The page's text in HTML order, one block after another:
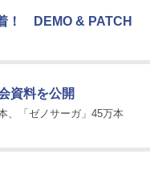
！ DEMO & PATCH
資料を公開
、「ゼノサーガ」45万本